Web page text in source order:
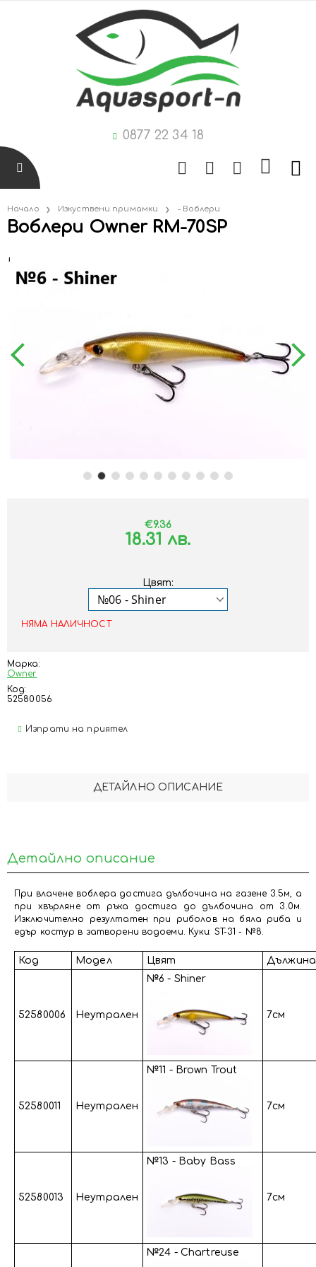
0877 22 34 18
Начало Изкуствени примамки - Воблери
Воблери Owner RM-70SP
Марка:
Owner
Код:
52580056
Изпрати на приятел
€9.36
18.31 лв.
Цвят:
НЯМА НАЛИЧНОСТ
ДЕТАЙЛНО ОПИСАНИЕ
Детайлно описание
При влачене воблера достига дълбочина на газене 3.5м, а
при хвърляне от ръка достига до дълбочина от 3.0м.
Изключително резултатен при риболов на бяла риба и
едър костур в затворени водоеми. Куки: ST-31 - №8.
Код Модел Цвят Дължина
52580006 Неутрален
№6 - Shiner
7см
52580011 Неутрален
№11 - Brown Trout
7см
52580013 Неутрален
№13 - Baby Bass
7см
№24 - Chartreuse